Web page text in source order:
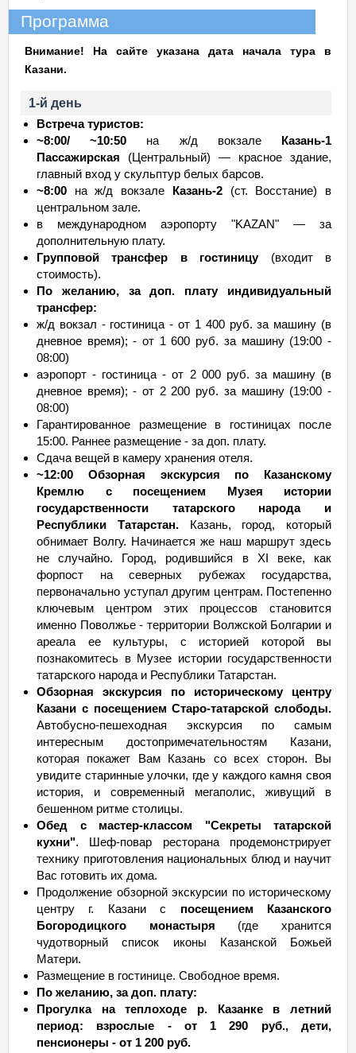
Программа
Внимание! На сайте указана дата начала тура в
Казани.
1-й день
Встреча туристов:
~8:00/ ~10:50 на ж/д вокзалеКазань-1
Пассажирская (Центральный) — красное здание,
главный вход у скульптур белых барсов.
~8:00 на ж/д вокзале Казань-2(ст. Восстание) в
центральном зале.
в международном аэропорту "KAZAN" — за
дополнительную плату.
Групповой трансфер в гостиницу(входит в
стоимость).
По желанию, за доп. плату индивидуальный
трансфер:
ж/д вокзал - гостиница - от 1 400 руб. за машину (в
дневное время); - от 1 600 руб. за машину (19:00 -
08:00)
аэропорт - гостиница - от 2 000 руб. за машину (в
дневное время); - от 2 200 руб. за машину (19:00 -
08:00)
Гарантированное размещение в гостиницах после
15:00. Раннее размещение - за доп. плату.
Сдача вещей в камеру хранения отеля.
~12:00 Обзорная экскурсия по Казанскому
Кремлю с посещением Музея истории
государственности татарского народа и
Республики Татарстан.Казань, город, который
обнимает Волгу. Начинается же наш маршрут здесь
не случайно. Город, родившийся в ХI веке, как
форпост на северных рубежах государства,
первоначально уступал другим центрам. Постепенно
ключевым центром этих процессов становится
именно Поволжье - территории Волжской Болгарии и
ареала ее культуры, с историей которой вы
познакомитесь в Музее истории государственности
татарского народа и Республики Татарстан.
Обзорная экскурсия по историческому центру
Казани с посещением Старо-татарской слободы.
Автобусно-пешеходная экскурсия по самым
интересным достопримечательностям Казани,
которая покажет Вам Казань со всех сторон. Вы
увидите старинные улочки, где у каждого камня своя
история, и современный мегаполис, живущий в
бешенном ритме столицы.
Обед с мастер-классом "Секреты татарской
кухни". Шеф-повар ресторана продемонстрирует
технику приготовления национальных блюд и научит
Вас готовить их дома.
Продолжение обзорной экскурсии по историческому
центру г. Казани с посещением Казанского
Богородицкого монастыря (где хранится
чудотворный список иконы Казанской Божьей
Матери.
Размещение в гостинице. Свободное время.
По желанию, за доп. плату:
Прогулка на теплоходе р. Казанке в летний
период: взрослые - от 1 290 руб., дети,
пенсионеры - от 1 200 руб.